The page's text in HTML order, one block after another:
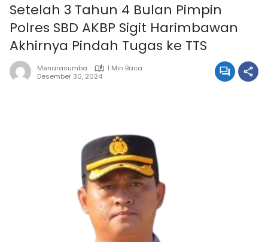
Setelah 3 Tahun 4 Bulan Pimpin
Polres SBD AKBP Sigit Harimbawan
Akhirnya Pindah Tugas ke TTS
Menarasumba
1 Min Baca
Desember 30, 2024